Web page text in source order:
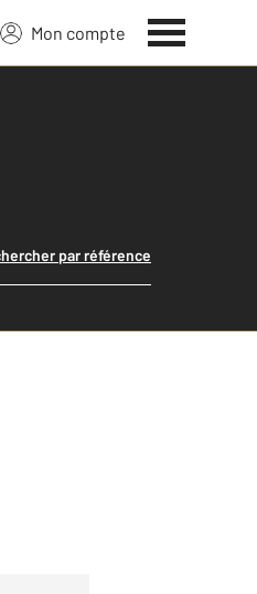
Mon compte
par référence
alerte